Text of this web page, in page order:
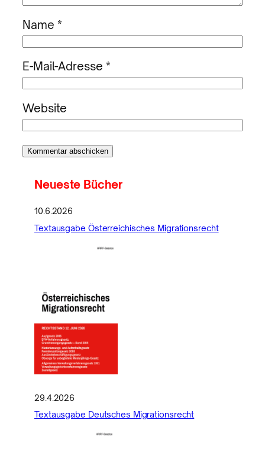
Name *
E-Mail-Adresse *
Website
Neueste Bücher
10.6.2026
Textausgabe Österreichisches Migrationsrecht
29.4.2026
Textausgabe Deutsches Migrationsrecht